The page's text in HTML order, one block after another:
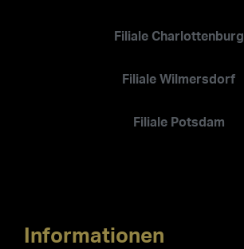
Filiale Charlottenburg
Filiale Wilmersdorf
Filiale Potsdam
Informationen